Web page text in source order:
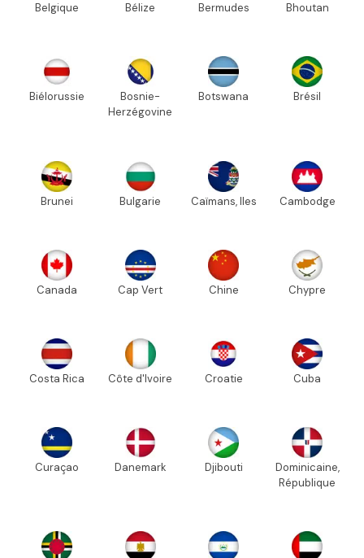
Belgique Bélize Bermudes Bhoutan
Biélorussie
Bosnie-
Herzégovine
Botswana Brésil
Brunei Bulgarie Caïmans, Iles Cambodge
Canada Cap Vert Chine Chypre
Costa Rica Côte d'Ivoire Croatie Cuba
Curaçao Danemark Djibouti
Dominicaine,
République